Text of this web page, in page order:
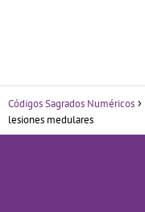
Códigos Sagrados Numéricos
lesiones medulares